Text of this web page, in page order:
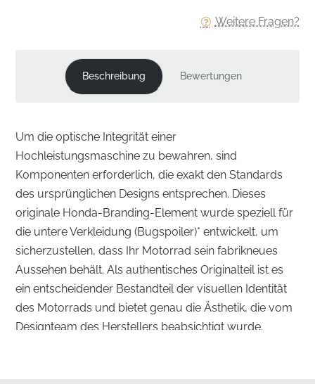
Weitere Fragen?
Beschreibung Bewertungen
Um die optische Integrität einer
Hochleistungsmaschine zu bewahren, sind
Komponenten erforderlich, die exakt den Standards
des ursprünglichen Designs entsprechen. Dieses
originale Honda-Branding-Element wurde speziell für
die untere Verkleidung (Bugspoiler)* entwickelt, um
sicherzustellen, dass Ihr Motorrad sein fabrikneues
Aussehen behält. Als authentisches Originalteil ist es
ein entscheidender Bestandteil der visuellen Identität
des Motorrads und bietet genau die Ästhetik, die vom
Designteam des Herstellers beabsichtigt wurde.